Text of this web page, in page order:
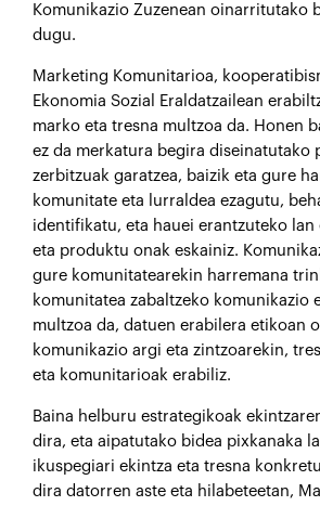
Komunikazio Zuzenean oinarritutako
dugu.
Marketing Komunitarioa,
Ekonomia Sozial Eraldatzailean
marko eta tresna multzoa da. Honen
ez da merkatura begira diseinatutako
zerbitzuak garatzea, baizik eta gure
komunitate eta lurraldea ezagutu,
identifikatu, eta hauei erantzuteko lan
eta produktu onak eskainiz.
gure komunitatearekin harremana
komunitatea zabaltzeko komunikazio
multzoa da, datuen erabilera etikoan
komunikazio argi eta zintzoarekin,
eta komunitarioak erabiliz.
Baina helburu estrategikoak
dira, eta aipatutako bidea pixkanaka
ikuspegiari ekintza eta tresna
dira datorren aste eta hilabeteetan,